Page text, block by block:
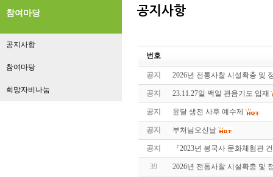
참여마당
공지사항
참여마당
희망자비나눔
번호
공지 2026년 전통사찰 시설확충 및
공지 23.11.27일 백일 관음기도 입재
공지 윤달 생전 사후 예수제
공지 부처님오신날
공지 『2023년 봉국사 문화체험관
39 2026년 전통사찰 시설확충 및